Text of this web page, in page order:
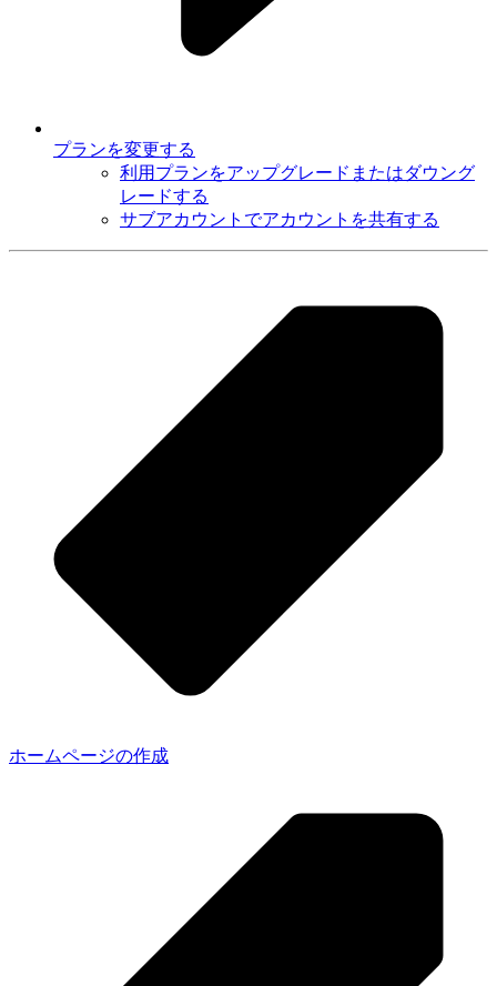
プランを変更する
利用プランをアップグレードまたはダウング
レードする
サブアカウントでアカウントを共有する
ホームページの作成